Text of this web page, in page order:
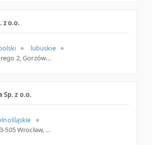
z o.o.
lubuskie
ul. Stefana Batorego 2, Gorzów Wlkp.
Sp. z o.o.
ul. Lelewela 8, 53-505 Wrocław, dolnośląskie